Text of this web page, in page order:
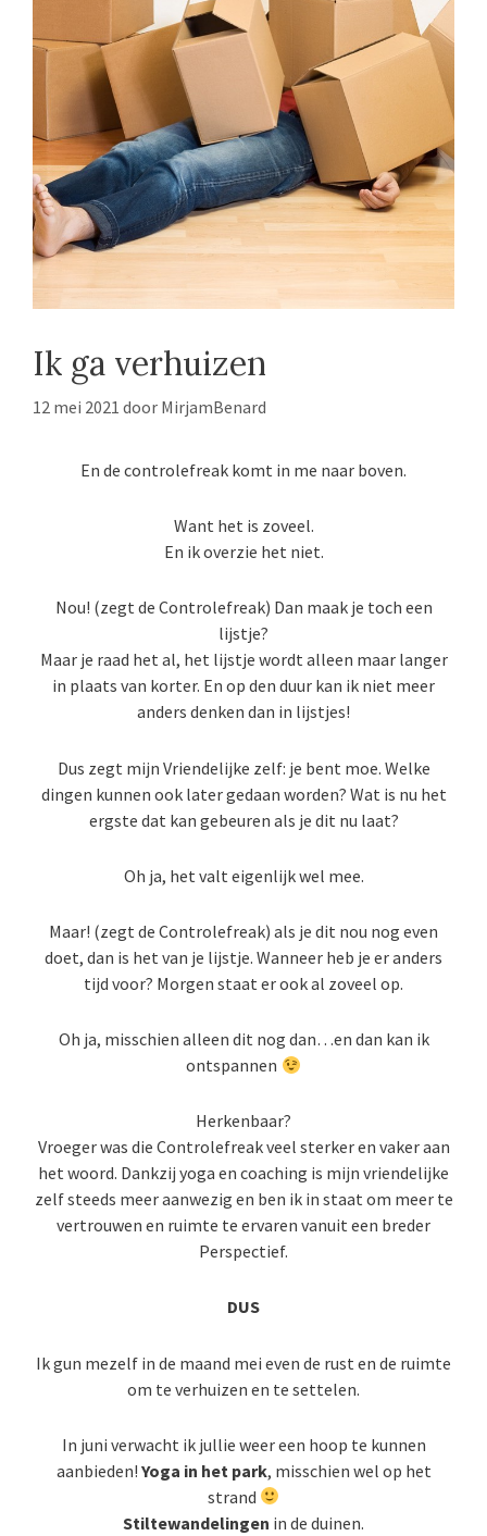
Ik ga verhuizen
12 mei 2021 door MirjamBenard
En de controlefreak komt in me naar boven.
Want het is zoveel.
En ik overzie het niet.
Nou! (zegt de Controlefreak) Dan maak je toch een
lijstje?
Maar je raad het al, het lijstje wordt alleen maar langer
in plaats van korter. En op den duur kan ik niet meer
anders denken dan in lijstjes!
Dus zegt mijn Vriendelijke zelf: je bent moe. Welke
dingen kunnen ook later gedaan worden? Wat is nu het
ergste dat kan gebeuren als je dit nu laat?
Oh ja, het valt eigenlijk wel mee.
Maar! (zegt de Controlefreak) als je dit nou nog even
doet, dan is het van je lijstje. Wanneer heb je er anders
tijd voor? Morgen staat er ook al zoveel op.
Oh ja, misschien alleen dit nog dan…en dan kan ik
ontspannen
Herkenbaar?
Vroeger was die Controlefreak veel sterker en vaker aan
het woord. Dankzij yoga en coaching is mijn vriendelijke
zelf steeds meer aanwezig en ben ik in staat om meer te
vertrouwen en ruimte te ervaren vanuit een breder
Perspectief.
DUS
Ik gun mezelf in de maand mei even de rust en de ruimte
om te verhuizen en te settelen.
In juni verwacht ik jullie weer een hoop te kunnen
aanbieden! Yoga in het park, misschien wel op het
strand
Stiltewandelingen in de duinen.